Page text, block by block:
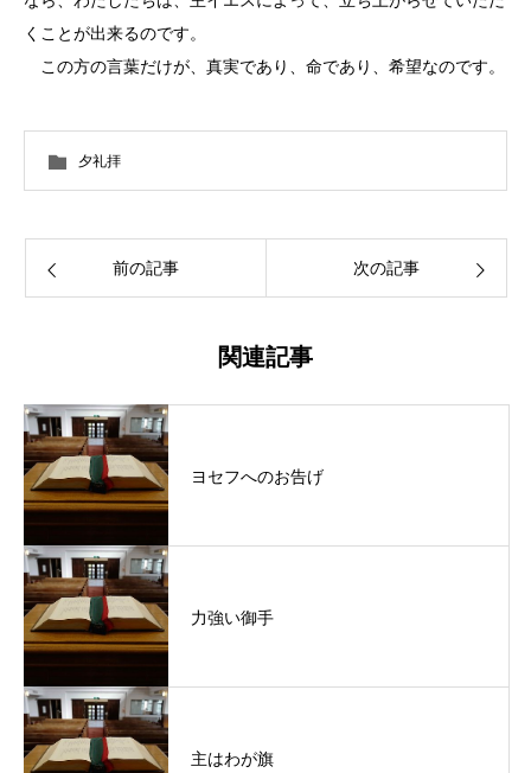
くことが出来るのです。
この方の言葉だけが、真実であり、命であり、希望なのです。
夕礼拝
前の記事 次の記事
関連記事
ヨセフへのお告げ
力強い御手
主はわが旗